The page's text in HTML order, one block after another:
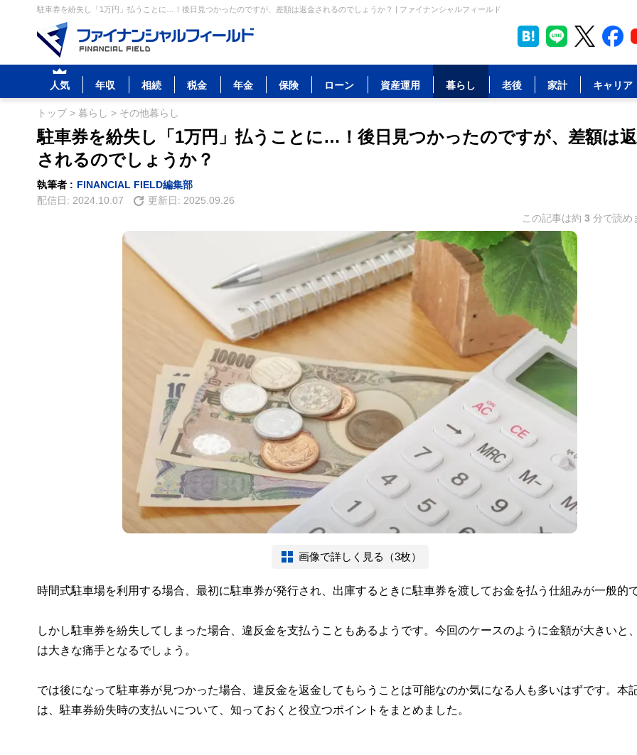
駐車券を紛失し「1万円」払うことに…！後日見つかったのですが、差額は返金されるのでしょうか？ | ファイナンシャルフィールド
人気 年収 相続 税金 年金 保険 ローン 資産運用 暮らし 老後 家計 キャリア
トップ> 暮らし > その他暮らし
駐車券を紛失し「1万円」払うことに…！後日見つかったのですが、差額は
されるのでしょうか？
執筆者 : FINANCIAL FIELD編集部
配信日: 2024.10.07 更新日: 2025.09.26
この記事は約 3 分で読め
画像で詳しく見る（3枚）
時間式駐車場を利用する場合、最初に駐車券が発行され、出庫するときに駐車券を渡してお金を払う仕組みが一般的で
しかし駐車券を紛失してしまった場合、違反金を支払うこともあるようです。今回のケースのように金額が大きいと
は大きな痛手となるでしょう。
では後になって駐車券が見つかった場合、違反金を返金してもらうことは可能なのか気になる人も多いはずです。本
は、駐車券紛失時の支払いについて、知っておくと役立つポイントをまとめました。